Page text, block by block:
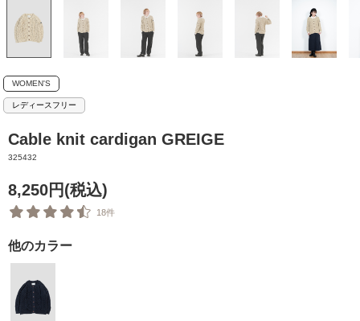
WOMEN'S
レディースフリー
Cable knit cardigan GREIGE
325432
8,250円(税込)
18件
他のカラー